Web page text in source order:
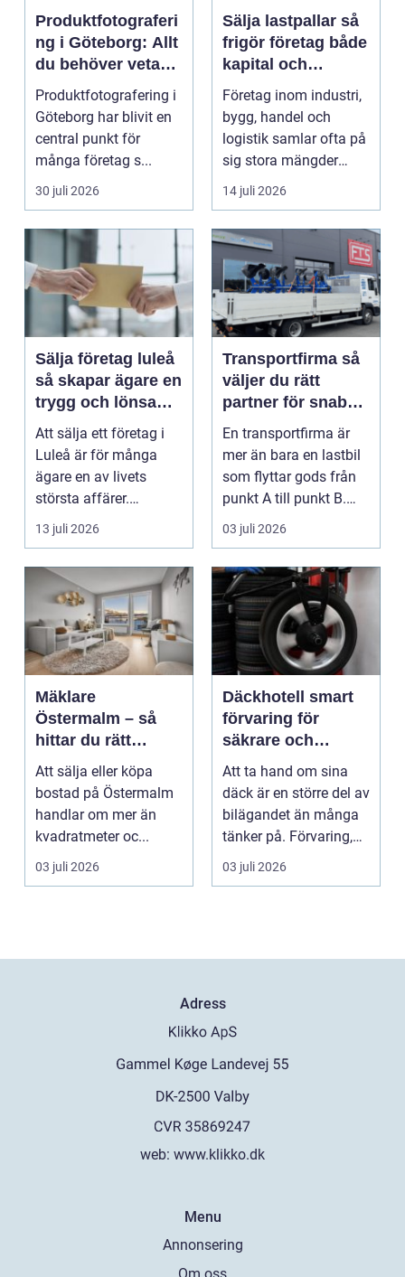
Produktfotograferi
ng i Göteborg: Allt
du behöver veta
som företag
Produktfotografering i
Göteborg har blivit en
central punkt för
många företag s...
30 juli 2026
Sälja lastpallar så
frigör företag både
kapital och
lagerutrymme
Företag inom industri,
bygg, handel och
logistik samlar ofta på
sig stora mängder
lastpallar. De tar...
14 juli 2026
Sälja företag luleå
så skapar ägare en
trygg och lönsam
affär
Att sälja ett företag i
Luleå är för många
ägare en av livets
största affärer.
Beslutet rymmer både
13 juli 2026
Transportfirma så
väljer du rätt
partner för snabba
och trygga
leveranser
En transportfirma är
mer än bara en lastbil
som flyttar gods från
punkt A till punkt B.
Rätt partner...
03 juli 2026
Mäklare
Östermalm – så
hittar du rätt
kompetens för din
bostadsaffär
Att sälja eller köpa
bostad på Östermalm
handlar om mer än
kvadratmeter oc...
03 juli 2026
Däckhotell smart
förvaring för
säkrare och
enklare bilägande
Att ta hand om sina
däck är en större del av
bilägandet än många
tänker på. Förvaring,
skick, lufttr...
03 juli 2026
Adress
web: www.klikko.dk
Menu
Annonsering